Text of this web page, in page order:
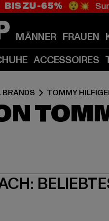
BIS ZU -65% 😲💥
MÄNNER FRAUEN
ACCESSOIRES
BRANDS TOMMY